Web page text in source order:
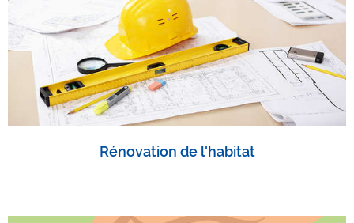
Rénovation de l'habitat